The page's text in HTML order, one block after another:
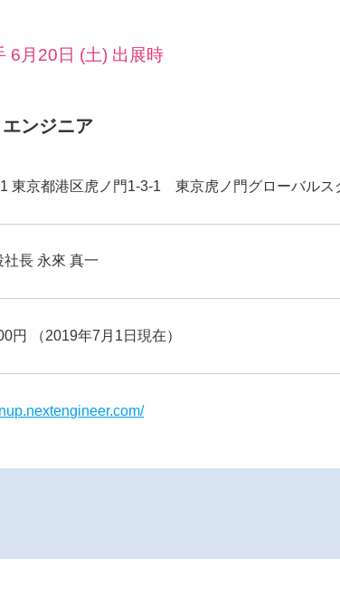
6月20日 (土) 出展時
ンジニア
東京都港区虎ノ門1-3-1 東京虎ノ門グローバルス
長 永來 真一
円 （2019年7月1日現在）